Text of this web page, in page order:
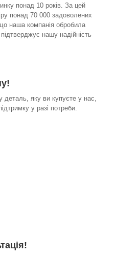
понад 10 років. За цей
понад 70 000 задоволених
наша компанія обробила
нашу надійність
яку ви купуєте у нас,
у разі потреби.